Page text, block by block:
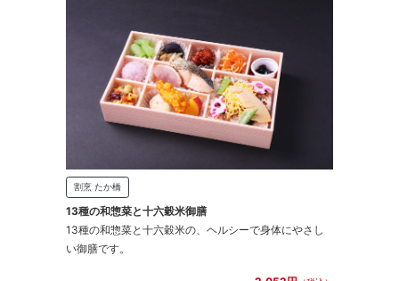
割烹 たか橋
13種の和惣菜と十六穀米御膳
13種の和惣菜と十六穀米の、ヘルシーで身体にやさし
い御膳です。